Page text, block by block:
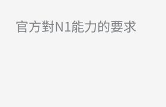
官方對N1能力的要求